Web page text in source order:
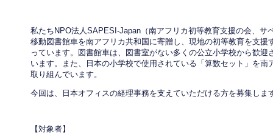
私たちNPO法人SAPESI-Japan（南アフリカ初等教育支援の会、サ
移動図書館車を南アフリカ共和国に寄贈し、現地の初等教育を支
っています。図書館車は、図書室がない多くの公立小学校から歓
います。また、日本の小学校で使用されている「算数セット」を
取り組んでいます。
今回は、日本オフィスの経理事務を支えていただける方を募集しま
【対象者】